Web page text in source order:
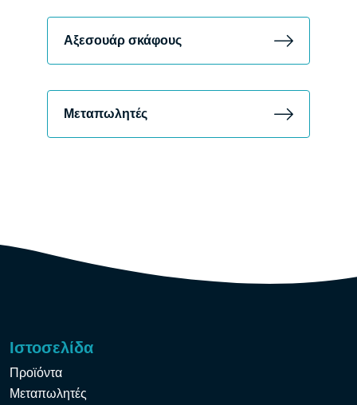
Αξεσουάρ σκάφους
Μεταπωλητές
Ιστοσελίδα
Προϊόντα
Μεταπωλητές